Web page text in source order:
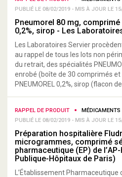
PUBLIÉ LE 08/02/2019 - MIS À JOUR LE
Pneumorel 80 mg,
0,2%, sirop - Les
Les Laboratoires Servier
au rappel de tous les lots non
du retrait, des spécialités
enrobé (boîte de 30 comprimés
PNEUMOREL 0,2%, sirop (flacon
RAPPEL DE PRODUIT
MÉDICAMENTS
PUBLIÉ LE 08/02/2019 - MIS À JOUR LE
Préparation hospitalière
microgrammes, comprimé
pharmaceutique (EP) de
Publique-Hôpitaux de Paris)
L’Établissement Pharmaceutique